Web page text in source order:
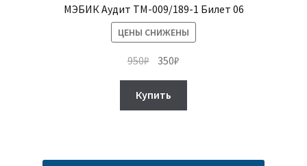
МЭБИК Аудит ТМ-009/189-1 Билет 06
ЦЕНЫ СНИЖЕНЫ
950₽ Первоначальная
составляла
950₽.
350₽
Купить